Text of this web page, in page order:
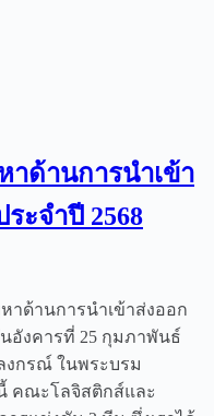
ด้านการนำเข้า
ะจำปี 2568
าด้านการนำเข้าส่งออก
อังคารที่ 25 กุมภาพันธ์
งกรณ์ ในพระบรม
คณะโลจิสติกส์และ